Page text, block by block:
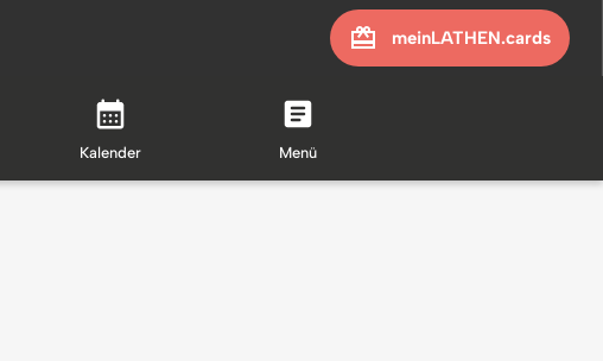
meinLATHEN.cards
Kalender Menü